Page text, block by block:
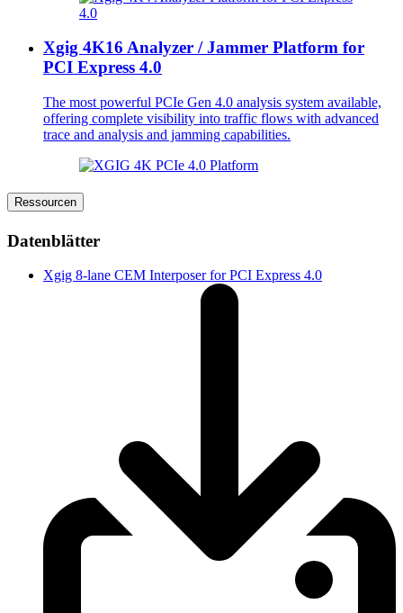
Xgig 4K16 Analyzer / Jammer Platform for
PCI Express 4.0
The most powerful PCIe Gen 4.0 analysis system available,
offering complete visibility into traffic flows with advanced
trace and analysis and jamming capabilities.
Ressourcen
Datenblätter
Xgig 8-lane CEM Interposer for PCI Express 4.0